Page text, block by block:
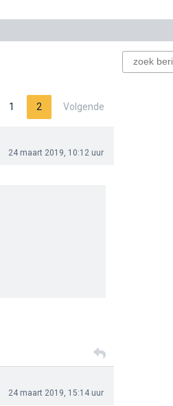
1 2 Volgende
24 maart 2019, 10:12 uur
24 maart 2019, 15:14 uur